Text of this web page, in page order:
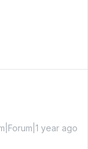
year ago